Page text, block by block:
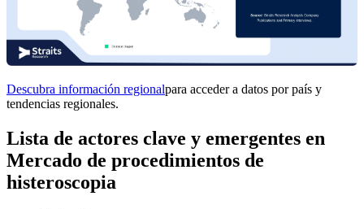
Descubra información regionalpara acceder a datos por país y
tendencias regionales.
Lista de actores clave y emergentes en
Mercado de procedimientos de
histeroscopia